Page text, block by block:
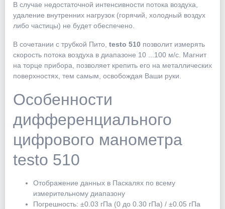
В случае недостаточной интенсивности потока воздуха,
удаление внутренних нагрузок (горячий, холодный воздух
либо частицы) не будет обеспечено.
В сочетании с трубкой Пито, testo 510 позволит измерять
скорость потока воздуха в диапазоне 10 ...100 м/с. Магнит
на торце прибора, позволяет крепить его на металлических
поверхностях, тем самым, освобождая Ваши руки.
Особенности
дифференциального
цифрового манометра
testo 510
Отображение данных в Паскалях по всему
измерительному диапазону
Погрешность: ±0.03 гПа (0 до 0.30 гПа) / ±0.05 гПа